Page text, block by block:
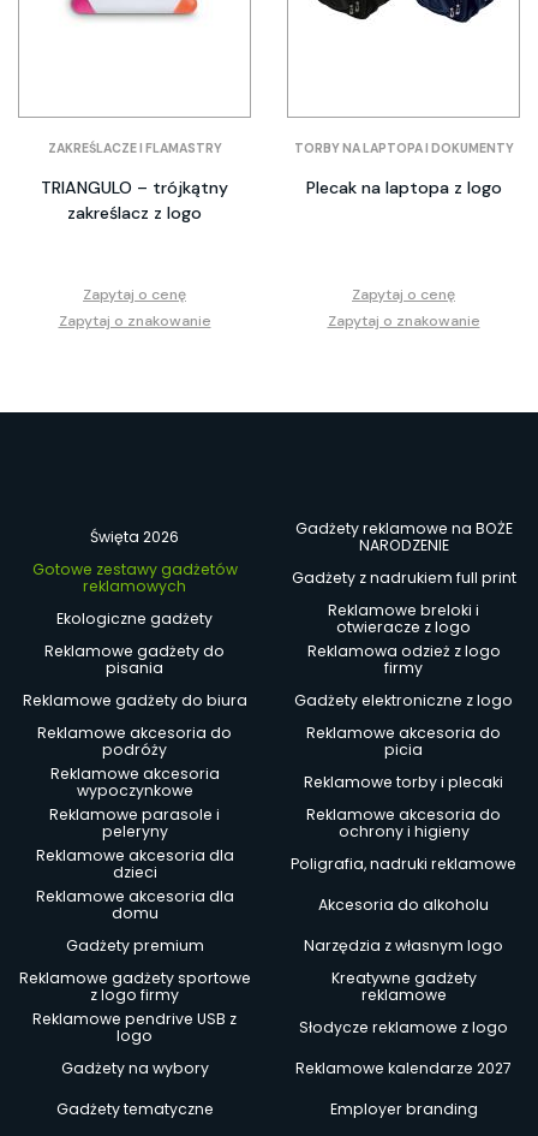
ZAKREŚLACZE I FLAMASTRY
TRIANGULO – trójkątny
zakreślacz z logo
Zapytaj o cenę
Zapytaj o znakowanie
TORBY NA LAPTOPA I DOKUMENTY
Plecak na laptopa z logo
Zapytaj o cenę
Zapytaj o znakowanie
Święta 2026
Gadżety reklamowe na BOŻE
NARODZENIE
Gotowe zestawy gadżetów
reklamowych
Gadżety z nadrukiem full print
Ekologiczne gadżety
Reklamowe breloki i
otwieracze z logo
Reklamowe gadżety do
pisania
Reklamowa odzież z logo
firmy
Reklamowe gadżety do biura
Gadżety elektroniczne z logo
Reklamowe akcesoria do
podróży
Reklamowe akcesoria do
picia
Reklamowe akcesoria
wypoczynkowe
Reklamowe torby i plecaki
Reklamowe parasole i
peleryny
Reklamowe akcesoria do
ochrony i higieny
Reklamowe akcesoria dla
dzieci
Poligrafia, nadruki reklamowe
Reklamowe akcesoria dla
domu
Akcesoria do alkoholu
Gadżety premium
Narzędzia z własnym logo
Reklamowe gadżety sportowe
z logo firmy
Kreatywne gadżety
reklamowe
Reklamowe pendrive USB z
logo
Słodycze reklamowe z logo
Gadżety na wybory
Reklamowe kalendarze 2027
Gadżety tematyczne
Employer branding